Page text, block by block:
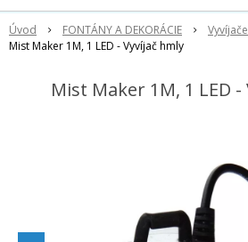
Úvod FONTÁNY A DEKORÁCIE
Mist Maker 1M, 1 LED - Vyvíjač hmly
Mist Maker 1M, 1 LED